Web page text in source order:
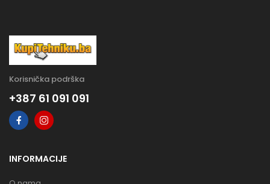
Korisnička podrška
+387 61 091 091
INFORMACIJE